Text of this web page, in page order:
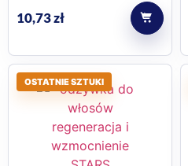
10,73zł
OSTATNIE SZTUKI